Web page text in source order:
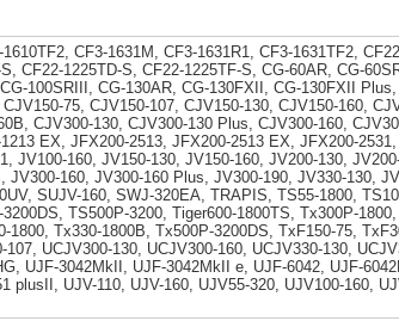
CF3-1631M, CF3-1631R1, CF3-1631TF2,
CF22-1225TD-S, CF22-1225TF-S, CG-60AR, CG-
100SRIII, CG-130AR, CG-130FXII, CG-130FXII
75, CJV150-107, CJV150-130, CJV150-160,
CJV300-130, CJV300-130 Plus, CJV300-160,
EX, JFX200-2513, JFX200-2513 EX, JFX200-2531,
JV100-160, JV150-130, JV150-160, JV200-130,
JV300-160, JV300-160 Plus, JV300-190, JV330-130,
SUJV-160, SWJ-320EA, TRAPIS, TS55-1800,
TS500P-3200, Tiger600-1800TS, Tx300P-1800,
Tx330-1800B, Tx500P-3200DS, TxF150-75,
UCJV300-130, UCJV300-160, UCJV330-130,
UJF-3042MkII, UJF-3042MkII e, UJF-6042, UJF-
plusII, UJV-110, UJV-160, UJV55-320, UJV100-160,